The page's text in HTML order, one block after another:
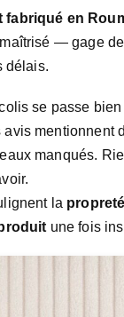
fabriqué en
— gage
délais.
se passe
mentionnent
manqués.
la
une fois